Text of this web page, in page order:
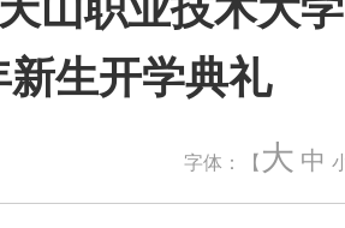
生开学典礼
字体：【大 中
者、向所有关心支持克州教育事业发
各族干部群众对教育高质量发展的热切